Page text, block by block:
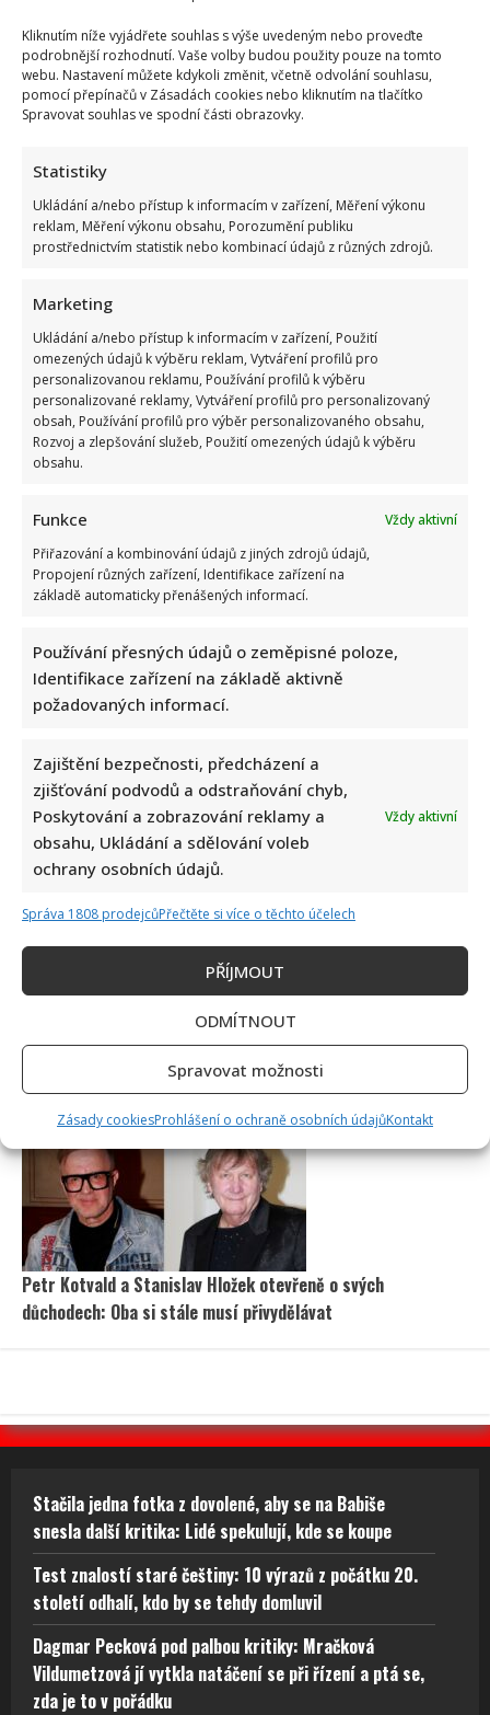
Kliknutím níže vyjádřete souhlas s výše uvedeným nebo proveďte
podrobnější rozhodnutí. Vaše volby budou použity pouze na tomto
webu. Nastavení můžete kdykoli změnit, včetně odvolání souhlasu,
pomocí přepínačů v Zásadách cookies nebo kliknutím na tlačítko
Spravovat souhlas ve spodní části obrazovky.
Statistiky
Ukládání a/nebo přístup k informacím v zařízení, Měření výkonu
reklam, Měření výkonu obsahu, Porozumění publiku
prostřednictvím statistik nebo kombinací údajů z různých zdrojů.
Marketing
Ukládání a/nebo přístup k informacím v zařízení, Použití
omezených údajů k výběru reklam, Vytváření profilů pro
personalizovanou reklamu, Používání profilů k výběru
personalizované reklamy, Vytváření profilů pro personalizovaný
obsah, Používání profilů pro výběr personalizovaného obsahu,
Rozvoj a zlepšování služeb, Použití omezených údajů k výběru
obsahu.
Funkce
Vždy aktivní
Přiřazování a kombinování údajů z jiných zdrojů údajů,
Propojení různých zařízení, Identifikace zařízení na
základě automaticky přenášených informací.
Používání přesných údajů o zeměpisné poloze,
Identifikace zařízení na základě aktivně
požadovaných informací.
Zajištění bezpečnosti, předcházení a
zjišťování podvodů a odstraňování chyb,
Poskytování a zobrazování reklamy a
obsahu, Ukládání a sdělování voleb
ochrany osobních údajů.
Vždy aktivní
Správa 1808 prodejcůPřečtěte si více o těchto účelech
PŘÍJMOUT
ODMÍTNOUT
Spravovat možnosti
Zásady cookiesProhlášení o ochraně osobních údajůKontakt
Stačila jedna fotka z dovolené, aby se na Babiše snesla další
kritika: Lidé spekulují, kde se koupe
Test znalostí staré češtiny: 10 výrazů z počátku 20. století
odhalí, kdo by se tehdy domluvil
Dagmar Pecková pod palbou kritiky: Mračková Vildumetzová
jí vytkla natáčení se při řízení a ptá se, zda je to v pořádku
Poslední chvíle Ivety Bartošové: Maminka z telefonátu
cítila zlepšení, poté přišla nejtvrdší rána
Petr Kotvald a Stanislav Hložek otevřeně o svých
důchodech: Oba si stále musí přivydělávat
Stačila jedna fotka z dovolené, aby se na Babiše
snesla další kritika: Lidé spekulují, kde se koupe
Test znalostí staré češtiny: 10 výrazů z počátku 20.
století odhalí, kdo by se tehdy domluvil
Dagmar Pecková pod palbou kritiky: Mračková
Vildumetzová jí vytkla natáčení se při řízení a ptá se,
zda je to v pořádku